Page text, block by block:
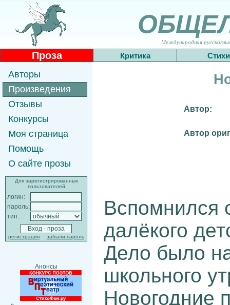
Международная
Проза Критика Стихи
Авторы
Произведения
Отзывы
Конкурсы
Моя страница
Помощь
О сайте прозы
Для зарегистрированных
пользователей
логин:
пароль:
тип:
регистрация забыли пароль
Анонсы
Автор:
Автор
Вспомнился
далёкого
Дело было
школьного
Новогодние